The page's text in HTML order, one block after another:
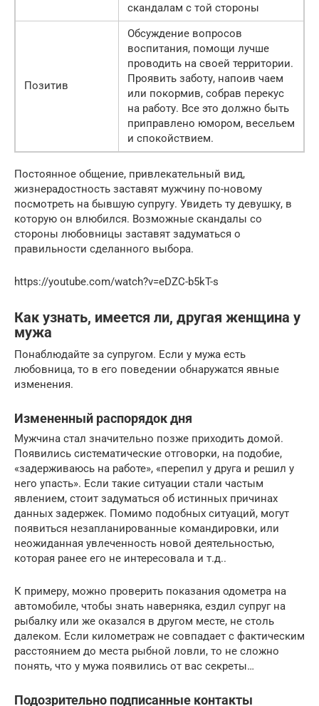
скандалам с той стороны
Позитив
Обсуждение вопросов
воспитания, помощи лучше
проводить на своей территории.
Проявить заботу, напоив чаем
или покормив, собрав перекус
на работу. Все это должно быть
приправлено юмором, весельем
и спокойствием.
Постоянное общение, привлекательный вид,
жизнерадостность заставят мужчину по-новому
посмотреть на бывшую супругу. Увидеть ту девушку, в
которую он влюбился. Возможные скандалы со
стороны любовницы заставят задуматься о
правильности сделанного выбора.
https://youtube.com/watch?v=eDZC-b5kT-s
Как узнать, имеется ли, другая женщина у
мужа
Понаблюдайте за супругом. Если у мужа есть
любовница, то в его поведении обнаружатся явные
изменения.
Измененный распорядок дня
Мужчина стал значительно позже приходить домой.
Появились систематические отговорки, на подобие,
«задерживаюсь на работе», «перепил у друга и решил у
него упасть». Если такие ситуации стали частым
явлением, стоит задуматься об истинных причинах
данных задержек. Помимо подобных ситуаций, могут
появиться незапланированные командировки, или
неожиданная увлеченность новой деятельностью,
которая ранее его не интересовала и т.д..
К примеру, можно проверить показания одометра на
автомобиле, чтобы знать наверняка, ездил супруг на
рыбалку или же оказался в другом месте, не столь
далеком. Если километраж не совпадает с фактическим
расстоянием до места рыбной ловли, то не сложно
понять, что у мужа появились от вас секреты…
Подозрительно подписанные контакты